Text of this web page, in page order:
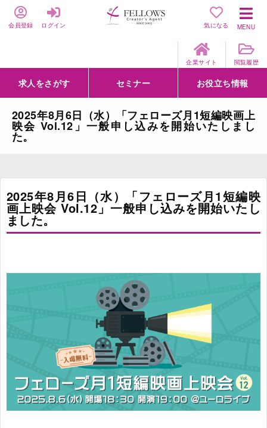
会員登録 ログイン 気になる MENU
企業サイト 閲覧履歴
求人をさがす
詳細条件からさがす
求人特集からさがす
セミナー
セミナーをさがす
クリエイティブNEXT
クリエイターズファーム
e-ラーニング
Fellows Creative Academy
企業研修
お役立ち情報
お役立ち情報一覧
聞くは一時、聞かぬは一生
クリエイターのお仕事図鑑
クリエイターの声
Q&A
企業様向けお役立ち情報
2025年8月6日（水）「フェローズ月1短編映画上
映会 Vol.12」一般申し込みを開始いたしまし
た。
2025年8月6日（水）「フェローズ月1短編映
画上映会 Vol.12」一般申し込みを開始いたし
ました。